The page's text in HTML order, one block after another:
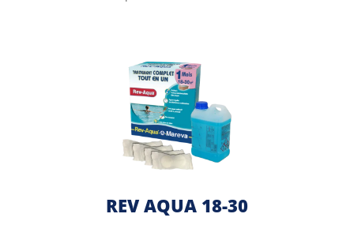
REV AQUA 18-30